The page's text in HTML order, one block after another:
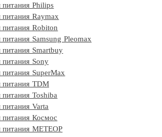
Philips
Raymax
Robiton
Samsung Pleomax
Smartbuy
Sony
SuperMax
TDM
Toshiba
Varta
Космос
питания МЕТЕОР